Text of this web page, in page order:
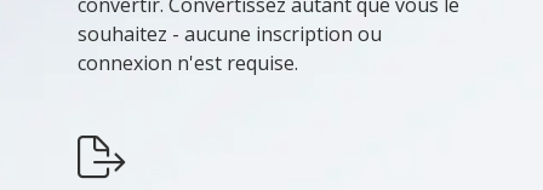
souhaitez - aucune inscription ou
connexion n'est requise.